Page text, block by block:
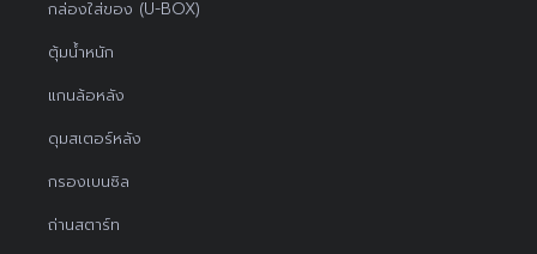
กล่องใส่ของ (U-BOX)
ตุ้มน้ำหนัก
แกนล้อหลัง
ดุมสเตอร์หลัง
กรองเบนซิล
ถ่านสตาร์ท